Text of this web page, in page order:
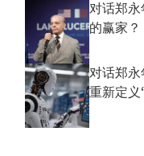
对话郑
的赢家？
对话郑
重新定义